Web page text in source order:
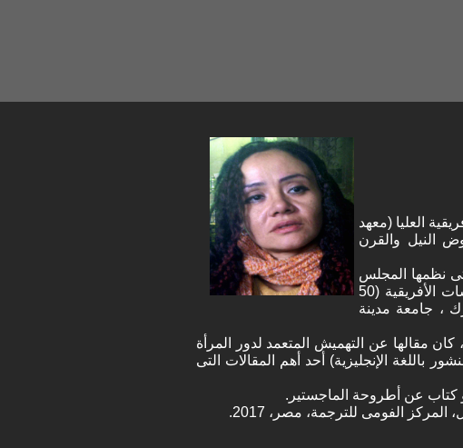
العليا (معهد
النيل والقرن
الأفريقية التى نظمها المجلس
الأعلى للثقافة، القاهرة مصر. كما شاركت فى المؤتمر الدولى الـ 44 لجمعية نيويورك للدراسات الأفريقية (50
والمستقبل "12-13 أبريل 2019 ، كلية يورك ، جامعة مدينة
كان مقالها عن التهميش المتعمد لدور المرأة
فى جنوب أفريقيا (منشور باللغة الإنجليزية) أحد أهم المقالات التى
الفومى للترجمة، مصر، 2017.